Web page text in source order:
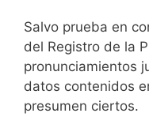
Salvo prueba en
del Registro de la
pronunciamientos
datos contenidos
presumen ciertos.